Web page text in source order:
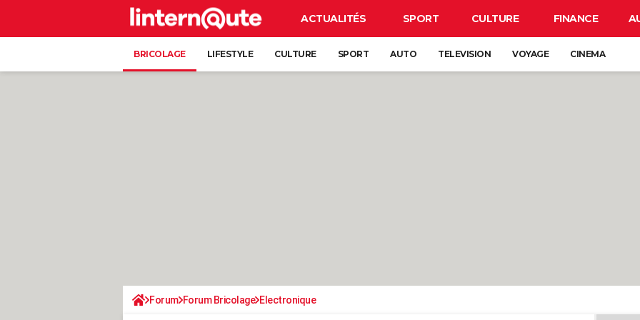
ACTUALITÉS SPORT CULTURE FINANCE
BRICOLAGE LIFESTYLE CULTURE SPORT AUTO TELEVISION VOYAGE CINEMA
Forum Forum Bricolage Electronique